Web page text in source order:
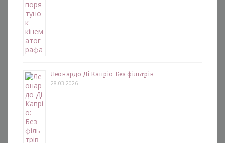
Леонардо Ді Капріо: Без фільтрів
28.03.2026